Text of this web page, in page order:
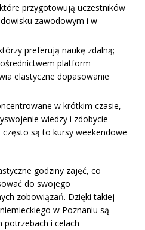
przygotowują uczestników
zawodowym i w
preferują naukę zdalną;
platform
elastyczne dopasowanie
w krótkim czasie,
wiedzy i zdobycie
są to kursy weekendowe
godziny zajęć, co
do swojego
zobowiązań. Dzięki takiej
w Poznaniu są
potrzebach i celach